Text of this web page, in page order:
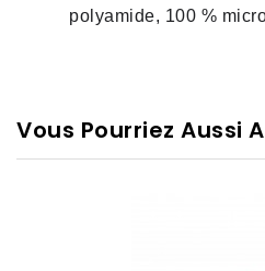
polyamide, 100 %
Vous Pourriez Aussi